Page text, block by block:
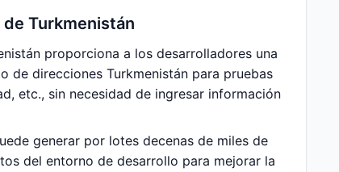
Turkmenistán
proporciona a los desarrolladores una
de direcciones Turkmenistán para pruebas
etc., sin necesidad de ingresar información
generar por lotes decenas de miles de
del entorno de desarrollo para mejorar la